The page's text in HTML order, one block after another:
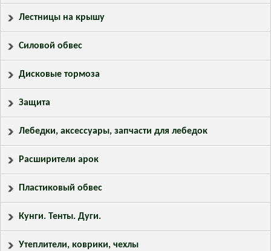
Лестницы на крышу
Силовой обвес
Дисковые тормоза
Защита
Лебедки, аксессуары, запчасти для лебедок
Расширители арок
Пластиковый обвес
Кунги. Тенты. Дуги.
Утеплители, коврики, чехлы